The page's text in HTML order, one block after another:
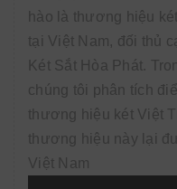
hào là thương hiệu
tại Việt Nam, đối thủ
Két Sắt Hòa Phát.
chúng tôi phân tích
thương hiệu két Việt
thương hiệu này lại
Việt Nam